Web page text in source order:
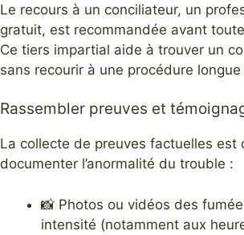
Le recours à un conciliateur, un
gratuit, est recommandée avant
Ce tiers impartial aide à trouver un
sans recourir à une procédure
Rassembler preuves et
La collecte de preuves factuelles est
documenter l’anormalité du trouble :
📸 Photos ou vidéos des
intensité (notamment aux